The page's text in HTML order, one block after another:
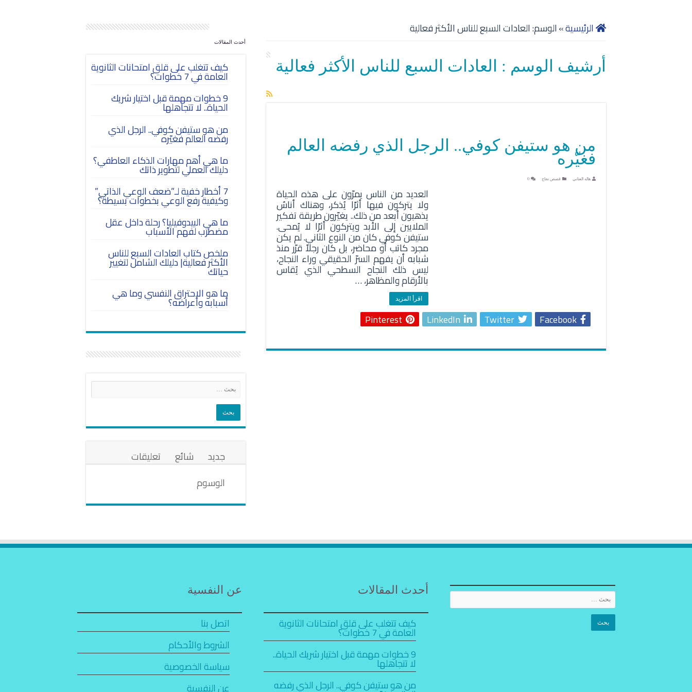
الرئيسية»الوسم:العادات السبع للناس الأكثر فعالية
أرشيف الوسم : العادات السبع للناس الأكثر فعالية
من هو ستيفن كوفي.. الرجل الذي رفضه العالم
فغيّره
هاله العناني قصص نجاح 0
العديد من الناس يمرّون على هذه الحياة
ولا يتركون فيها أثرًا يُذكر، وهناك أناسٌ
يذهبون أبعد من ذلك.. يغيّرون طريقة تفكير
الملايين إلى الأبد ويتركون أثرًا لا يُمحى.
ستيفن كوفي كان من النوع الثاني. لم يكن
مجرد كاتب أو محاضر، بل كان رجلاً قرّر منذ
شبابه أن يفهم السرّ الحقيقي وراء النجاح،
ليس ذلك النجاح السطحي الذي يُقاس
بالأرقام والمظاهر، …
اقرأ المزيد
Facebook
Twitter
LinkedIn
Pinterest
أحدث المقالات
كيف تتغلب على قلق امتحانات الثانوية
العامة في 7 خطوات؟
9 خطوات مهمة قبل اختيار شريك
الحياة.. لا تتجاهلها
من هو ستيفن كوفي.. الرجل الذي
رفضه العالم فغيّره
ما هي أهم مهارات الذكاء العاطفي؟
دليلك العملي لتطوير ذاتك
7 أخطار خفية لـ”ضعف الوعي الذاتي”
وكيفية رفع الوعي بخطوات بسيطة؟
ما هي البيدوفيليا؟ رحلة داخل عقل
مضطرب لفهم الأسباب
ملخص كتاب العادات السبع للناس
الأكثر فعالية| دليلك الشامل لتغيير
حياتك
ما هو الاحتراق النفسي وما هي
أسبابه وأعراضه؟
جديد شائع
تعليقات
الوسوم
أحدث المقالات
كيف تتغلب على قلق امتحانات الثانوية
العامة في 7 خطوات؟
9 خطوات مهمة قبل اختيار شريك الحياة..
لا تتجاهلها
من هو ستيفن كوفي.. الرجل الذي رفضه
عن النفسية
اتصل بنا
الشروط والأحكام
سياسة الخصوصية
عن النفسية